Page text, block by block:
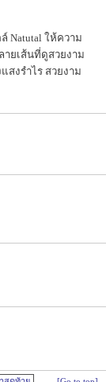
Natutal ให้ความ
ยเส้นที่ดูสวยงาม
สงรำไร สวยงาม